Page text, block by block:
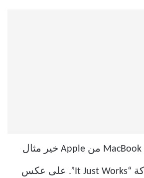
تعد تشكيلة أجهزة MacBook من Apple خير مثال
على فلسفة الشركة “It Just Works”. على عكس